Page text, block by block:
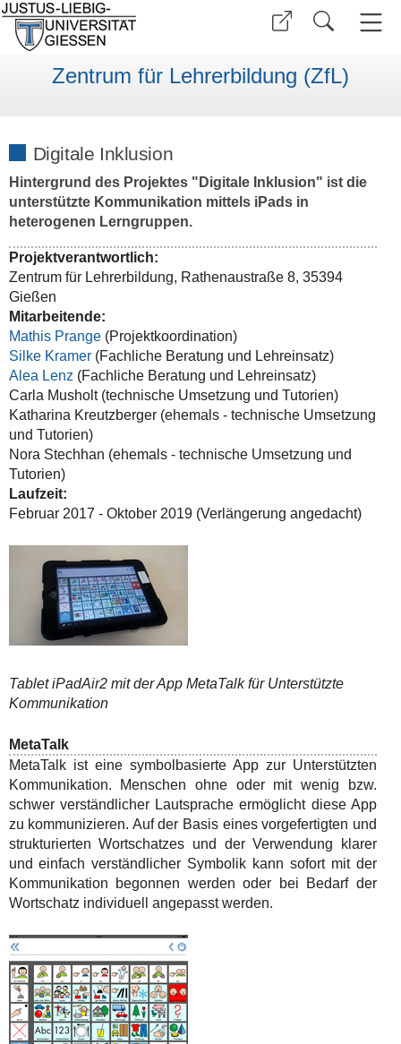
Zentrum für Lehrerbildung (ZfL)
Digitale Inklusion
Hintergrund des Projektes "Digitale Inklusion" ist die
unterstützte Kommunikation mittels iPads in
heterogenen Lerngruppen.
Projektverantwortlich:
Zentrum für Lehrerbildung, Rathenaustraße 8, 35394
Gießen
Mitarbeitende:
Mathis Prange(Projektkoordination)
Silke Kramer(Fachliche Beratung und Lehreinsatz)
Alea Lenz (Fachliche Beratung und Lehreinsatz)
Carla Musholt (technische Umsetzung und Tutorien)
Katharina Kreutzberger (ehemals - technische Umsetzung
und Tutorien)
Nora Stechhan (ehemals - technische Umsetzung und
Tutorien)
Laufzeit:
Februar 2017 - Oktober 2019 (Verlängerung angedacht)
Tablet iPadAir2 mit der App MetaTalk für Unterstützte
Kommunikation
MetaTalk
MetaTalk ist eine symbolbasierte App zur Unterstützten
Kommunikation. Menschen ohne oder mit wenig bzw.
schwer verständlicher Lautsprache ermöglicht diese App
zu kommunizieren. Auf der Basis eines vorgefertigten und
strukturierten Wortschatzes und der Verwendung klarer
und einfach verständlicher Symbolik kann sofort mit der
Kommunikation begonnen werden oder bei Bedarf der
Wortschatz individuell angepasst werden.